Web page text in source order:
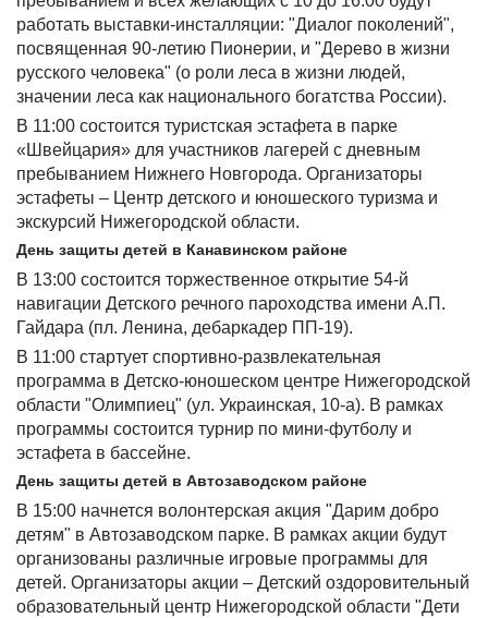
работать выставки-инсталляции: "Диалог поколений",
посвященная 90-летию Пионерии, и "Дерево в жизни
русского человека" (о роли леса в жизни людей,
значении леса как национального богатства России).
В 11:00 состоится туристская эстафета в парке
«Швейцария» для участников лагерей с дневным
пребыванием Нижнего Новгорода. Организаторы
эстафеты – Центр детского и юношеского туризма и
экскурсий Нижегородской области.
День защиты детей в Канавинском районе
В 13:00 состоится торжественное открытие 54-й
навигации Детского речного пароходства имени А.П.
Гайдара (пл. Ленина, дебаркадер ПП-19).
В 11:00 стартует спортивно-развлекательная
программа в Детско-юношеском центре Нижегородской
области "Олимпиец" (ул. Украинская, 10-а). В рамках
программы состоится турнир по мини-футболу и
эстафета в бассейне.
День защиты детей в Автозаводском районе
В 15:00 начнется волонтерская акция "Дарим добро
детям" в Автозаводском парке. В рамках акции будут
организованы различные игровые программы для
детей. Организаторы акции – Детский оздоровительный
образовательный центр Нижегородской области "Дети